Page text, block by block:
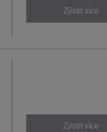
Zjistit více
Zjistit více